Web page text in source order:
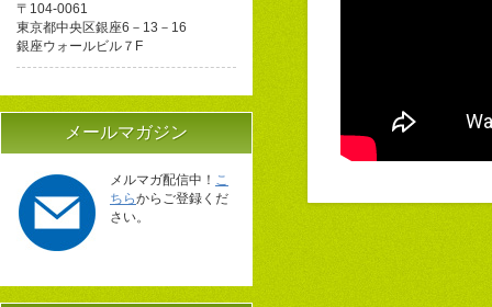
〒104-0061
東京都中央区銀座6－13－16
銀座ウォールビル７F
メールマガジン
メルマガ配信中！ こ
ちらからご登録くだ
さい。